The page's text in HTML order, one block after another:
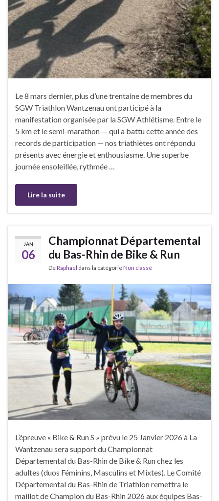
Le 8 mars dernier, plus d’une trentaine de membres du
SGW Triathlon Wantzenau ont participé à la
manifestation organisée par la SGW Athlétisme. Entre le
5 km et le semi-marathon — qui a battu cette année des
records de participation — nos triathlètes ont répondu
présents avec énergie et enthousiasme. Une superbe
journée ensoleillée, rythmée …
Lire la suite
JAN
06
Championnat Départemental
du Bas-Rhin de Bike & Run
DeRaphaël dans la catégorieNon classé
L’épreuve « Bike & Run S » prévu le 25 Janvier 2026 à La
Wantzenau sera support du Championnat
Départemental du Bas-Rhin de Bike & Run chez les
adultes (duos Féminins, Masculins et Mixtes). Le Comité
Départemental du Bas-Rhin de Triathlon remettra le
maillot de Champion du Bas-Rhin 2026 aux équipes Bas-